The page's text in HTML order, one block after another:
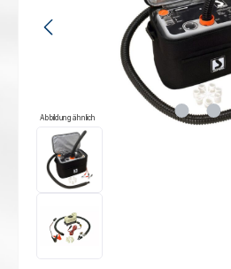
Abbildung ähnlich